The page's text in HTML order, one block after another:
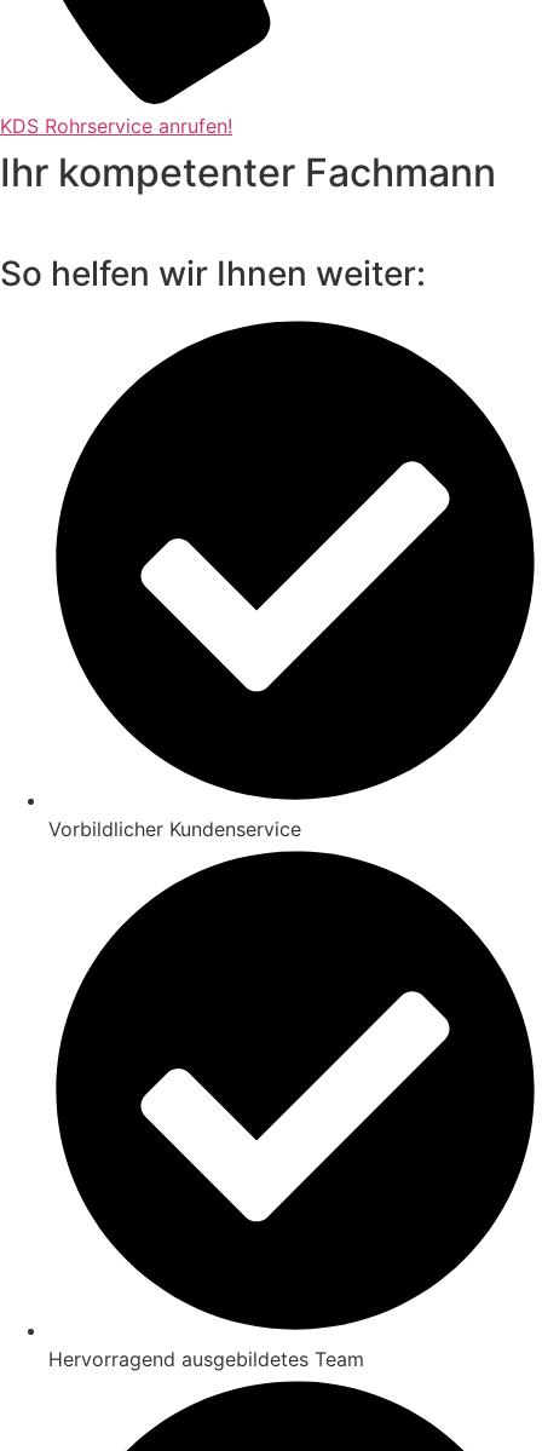
KDS Rohrservice anrufen!
Ihr kompetenter Fachmann
So helfen wir Ihnen weiter:
Vorbildlicher Kundenservice
Hervorragend ausgebildetes Team